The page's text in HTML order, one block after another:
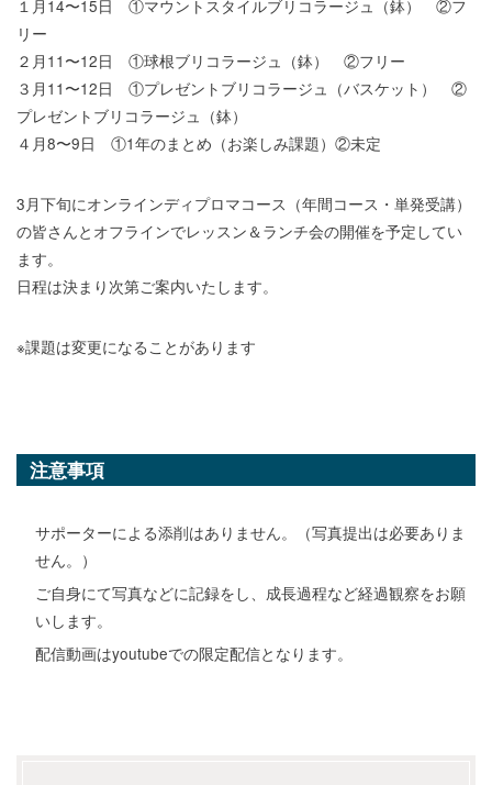
１月14〜15日 ①マウントスタイルブリコラージュ（鉢） ②フ
リー
２月11〜12日 ①球根ブリコラージュ（鉢） ②フリー
３月11〜12日 ①プレゼントブリコラージュ（バスケット） ②
プレゼントブリコラージュ（鉢）
４月8〜9日 ①1年のまとめ（お楽しみ課題）②未定
3月下旬にオンラインディプロマコース（年間コース・単発受講）
の皆さんとオフラインでレッスン＆ランチ会の開催を予定してい
ます。
日程は決まり次第ご案内いたします。
※課題は変更になることがあります
注意事項
サポーターによる添削はありません。（写真提出は必要ありま
せん。）
ご自身にて写真などに記録をし、成長過程など経過観察をお願
いします。
配信動画はyoutubeでの限定配信となります。